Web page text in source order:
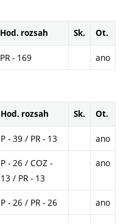
Hod. rozsah Sk. Ot.
PR - 169 ano
Hod. rozsah Sk. Ot.
P - 39 / PR - 13 ano
P - 26 / COZ -
13 / PR - 13
ano
P - 26 / PR - 26 ano